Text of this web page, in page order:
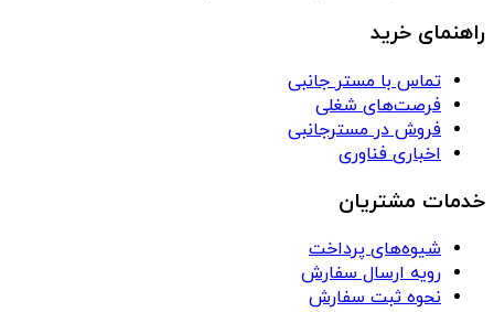
راهنمای خرید
تماس با مستر جانبی
فرصت‌های شغلی
فروش در مسترجانبی
اخباری فناوری
خدمات مشتریان
شیوه‌های پرداخت
رویه ارسال سفارش
نحوه ثبت سفارش